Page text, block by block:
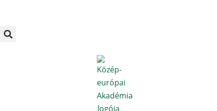
content